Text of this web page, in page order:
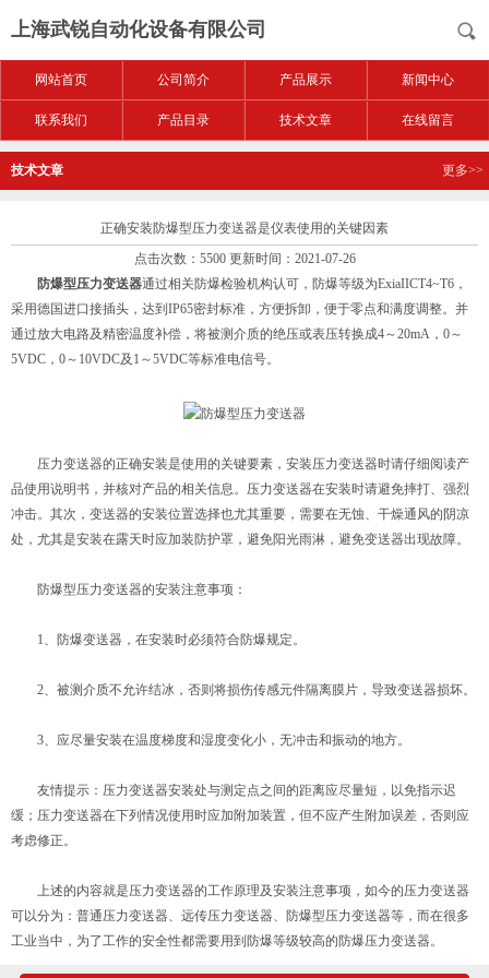
上海武锐自动化设备有限公司
网站首页 公司简介 产品展示 新闻中心
联系我们 产品目录 技术文章 在线留言
技术文章 更多>>
正确安装防爆型压力变送器是仪表使用的关键因素
点击次数：5500 更新时间：2021-07-26
防爆型压力变送器通过相关防爆检验机构认可，防爆等级为ExiaIICT4~T6，
采用德国进口接插头，达到IP65密封标准，方便拆卸，便于零点和满度调整。并
通过放大电路及精密温度补偿，将被测介质的绝压或表压转换成4～20mA，0～
5VDC，0～10VDC及1～5VDC等标准电信号。
压力变送器的正确安装是使用的关键要素，安装压力变送器时请仔细阅读产
品使用说明书，并核对产品的相关信息。压力变送器在安装时请避免摔打、强烈
冲击。其次，变送器的安装位置选择也尤其重要，需要在无蚀、干燥通风的阴凉
处，尤其是安装在露天时应加装防护罩，避免阳光雨淋，避免变送器出现故障。
防爆型压力变送器的安装注意事项：
1、防爆变送器，在安装时必须符合防爆规定。
2、被测介质不允许结冰，否则将损伤传感元件隔离膜片，导致变送器损坏。
3、应尽量安装在温度梯度和湿度变化小，无冲击和振动的地方。
友情提示：压力变送器安装处与测定点之间的距离应尽量短，以免指示迟
缓；压力变送器在下列情况使用时应加附加装置，但不应产生附加误差，否则应
考虑修正。
上述的内容就是压力变送器的工作原理及安装注意事项，如今的压力变送器
可以分为：普通压力变送器、远传压力变送器、防爆型压力变送器等，而在很多
工业当中，为了工作的安全性都需要用到防爆等级较高的防爆压力变送器。